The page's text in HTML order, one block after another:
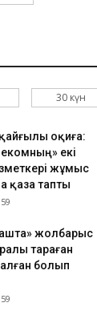
4,4
жасөспірім
бөлінген
сот үкім шығарды
тұрғыны бес
төрт
30 күн
қайғылы оқиға:
екі
жұмыс
қаза тапты
жолбарыс
тараған
болып